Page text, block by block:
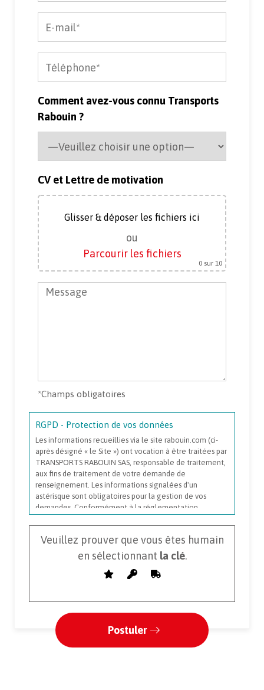
Comment avez-vous connu Transports
Rabouin ?
CV et Lettre de motivation
Glisser & déposer les fichiers ici
ou
Parcourir les fichiers
0 sur 10
*Champs obligatoires
RGPD - Protection de vos données
Les informations recueillies via le site rabouin.com (ci-
après désigné « le Site ») ont vocation à être traitées par
TRANSPORTS RABOUIN SAS, responsable de traitement,
aux fins de traitement de votre demande de
renseignement. Les informations signalées d'un
astérisque sont obligatoires pour la gestion de vos
demandes. Conformément à la réglementation
droit d’accès de rectification et de portabilité des
informations vous concernant ; - d'un droit de limitation,
au traitement de vos données ; - de la possibilité de nous
pouvez exercer ces droits en écrivant à l'adresse
électronique suivante : rgpd@rabouin.com. Toutefois,
votre opposition peut, en pratique et selon le cas, avoir
Veuillez prouver que vous êtes humain
en sélectionnant la clé.